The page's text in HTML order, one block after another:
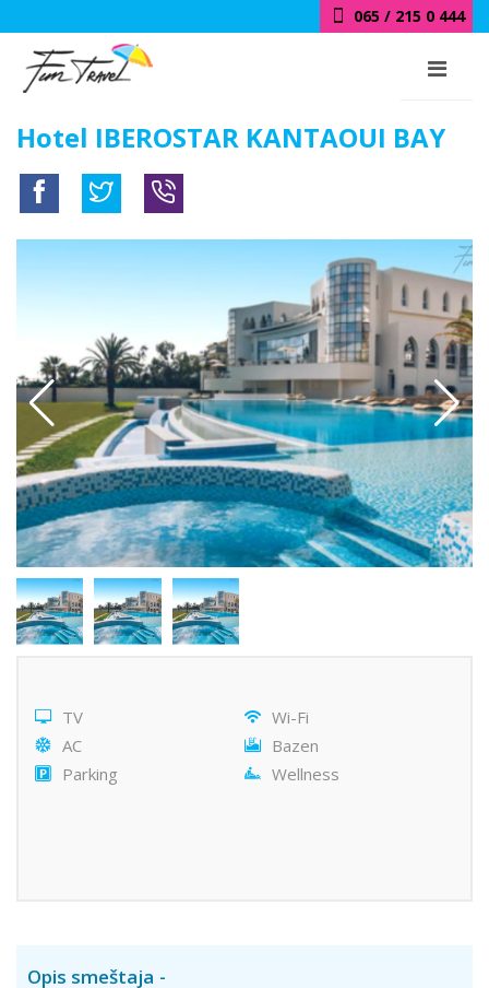
065 / 215 0 444
Hotel IBEROSTAR KANTAOUI BAY
TV
Wi-Fi
AC
Bazen
Parking
Wellness
Opis smeštaja